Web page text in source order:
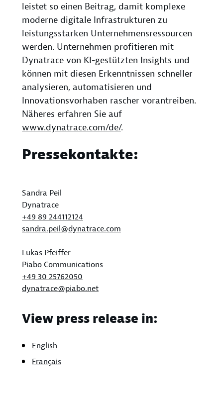
leistet so einen Beitrag, damit komplexe
moderne digitale Infrastrukturen zu
leistungsstarken Unternehmensressourcen
werden. Unternehmen profitieren mit
Dynatrace von KI-gestützten Insights und
können mit diesen Erkenntnissen schneller
analysieren, automatisieren und
Innovationsvorhaben rascher vorantreiben.
Näheres erfahren Sie auf
www.dynatrace.com/de/.
Pressekontakte:
Sandra Peil
Dynatrace
+49 89 244112124
sandra.peil@dynatrace.com
Lukas Pfeiffer
Piabo Communications
+49 30 25762050
dynatrace@piabo.net
View press release in:
English
Français